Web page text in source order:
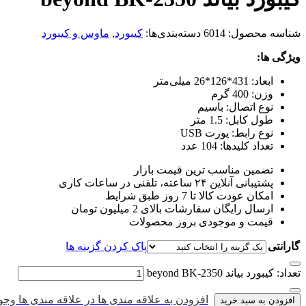
شناسه محصول: 6014 دسته‌بندی‌ها: کیبورد, ماوس و کیبورد
ویژگی ها:
ابعاد: 431*126*26 میلی‌متر
وزن: 400 گرم
نوع اتصال: باسیم
طول کابل: 1.5 متر
نوع رابط: پورت USB
تعداد کلیدها: 104 عدد
تضمین مناسب ترین قیمت بازار
پشتیبانی آنلاین ۲۴ ساعته، تلفنی در ساعات کاری
امکان عودت کالا تا 7 روز طبق شرایط
ارسال رایگان سفارشات بالای 2 میلیون تومان
قیمت و موجودی بروز محصولات
گارانتی پاک کردن گزینه ها
تعداد: کیبورد بیاند beyond BK-2350
افزودن به سبد خرید افزودن به علاقه مندی ها در علاقه مندی ها